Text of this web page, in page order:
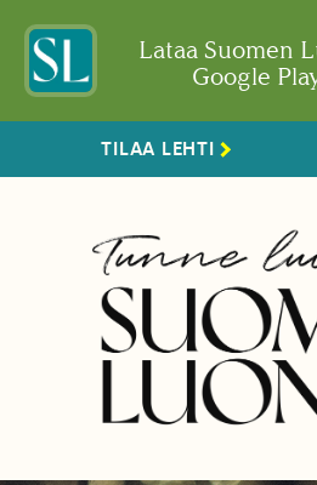
Lataa Suomen
Google
TILAA LEHTI